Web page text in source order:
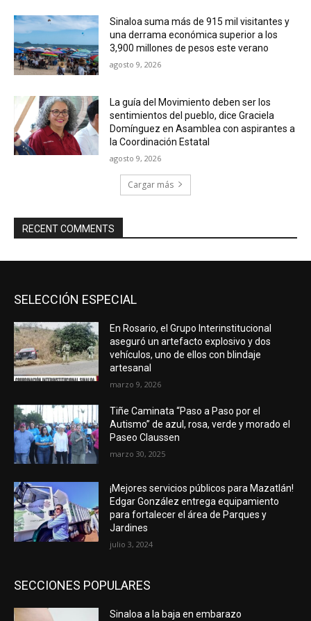
Sinaloa suma más de 915 mil visitantes y
una derrama económica superior a los
3,900 millones de pesos este verano
agosto 9, 2026
La guía del Movimiento deben ser los
sentimientos del pueblo, dice Graciela
Domínguez en Asamblea con aspirantes a
la Coordinación Estatal
agosto 9, 2026
Cargar más
RECENT COMMENTS
SELECCIÓN ESPECIAL
En Rosario, el Grupo Interinstitucional
aseguró un artefacto explosivo y dos
vehículos, uno de ellos con blindaje
artesanal
marzo 9, 2026
Tiñe Caminata “Paso a Paso por el
Autismo” de azul, rosa, verde y morado el
Paseo Claussen
marzo 30, 2025
¡Mejores servicios públicos para Mazatlán!
Edgar González entrega equipamiento
para fortalecer el área de Parques y
Jardines
julio 3, 2024
SECCIONES POPULARES
Sinaloa a la baja en embarazo